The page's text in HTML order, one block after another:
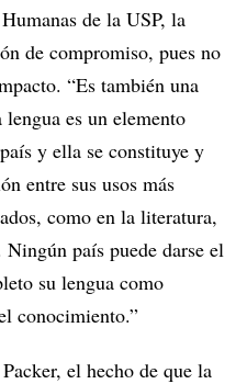
de la USP, la
de compromiso, pues no
“Es también una
es un elemento
y ella se constituye y
entre sus usos más
como en la literatura,
país puede darse el
su lengua como
conocimiento.”
el hecho de que la